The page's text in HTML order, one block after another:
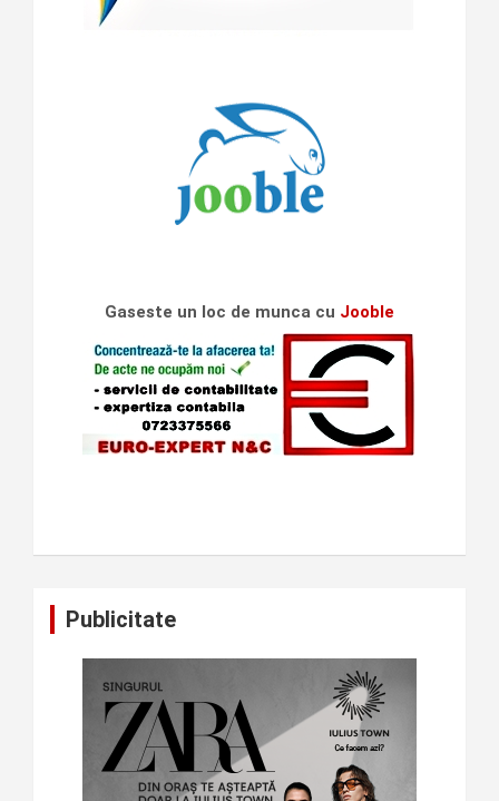
Gaseste un loc de munca cu Jooble
Publicitate